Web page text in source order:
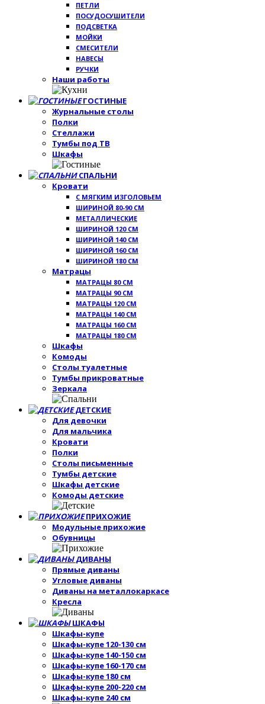
ПЕТЛИ
ПОСУДОСУШИТЕЛИ
ПОДСВЕТКА
МОЙКИ
СМЕСИТЕЛИ
НАВЕСЫ
РУЧКИ
Наши работы
ГОСТИНЫЕ
Журнальные столы
Полки
Стеллажи
Тумбы под ТВ
Шкафы
СПАЛЬНИ
Кровати
С МЯГКИМ ИЗГОЛОВЬЕМ
ШИРИНОЙ 80-90 СМ
МЕТАЛЛИЧЕСКИЕ
ШИРИНОЙ 120 СМ
ШИРИНОЙ 140 СМ
ШИРИНОЙ 160 СМ
ШИРИНОЙ 180 СМ
Матрацы
МАТРАЦЫ 80 СМ
МАТРАЦЫ 90 СМ
МАТРАЦЫ 120 СМ
МАТРАЦЫ 140 СМ
МАТРАЦЫ 160 СМ
МАТРАЦЫ 180 СМ
Шкафы
Комоды
Столы туалетные
Тумбы прикроватные
Зеркала
ДЕТСКИЕ
Для девочки
Для мальчика
Кровати
Полки
Столы письменные
Тумбы детские
Шкафы детские
Комоды детские
ПРИХОЖИЕ
Модульные прихожие
Обувницы
ДИВАНЫ
Прямые диваны
Угловые диваны
Диваны на металлокаркасе
Кресла
ШКАФЫ
Шкафы-купе
Шкафы-купе 120-130 см
Шкафы-купе 140-150 см
Шкафы-купе 160-170 см
Шкафы-купе 180 см
Шкафы-купе 200-220 см
Шкафы-купе 240 см